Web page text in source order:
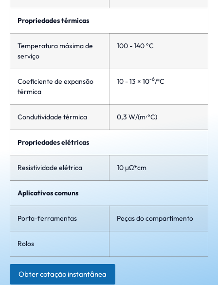
Propriedades térmicas
Temperatura máxima de
serviço
100 - 140 °C
Coeficiente de expansão
térmica
10 - 13 × 10-6/ºC
Condutividade térmica 0,3 W/(m⋅°C)
Propriedades elétricas
Resistividade elétrica 10 μΩ*cm
Aplicativos comuns
Porta-ferramentas Peças do compartimento
Rolos
Obter cotação instantânea